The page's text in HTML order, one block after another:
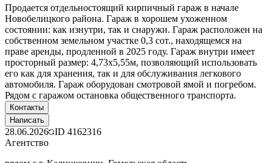
Продается отдельностоящий кирпичный гараж в начале
Новобелицкого района. Гараж в хорошем ухоженном
состоянии: как изнутри, так и снаружи. Гараж расположен на
собственном земельном участке 0,3 сот., находящемся на
праве аренды, продленной в 2025 году. Гараж внутри имеет
просторный размер: 4,73х5,55м, позволяющий использовать
его как для хранения, так и для обслуживания легкового
автомобиля. Гараж оборудован смотровой ямой и погребом.
Рядом с гаражом остановка общественного транспорта.
Контакты
Написать
28.06.2026 ID 4162316
Агентство